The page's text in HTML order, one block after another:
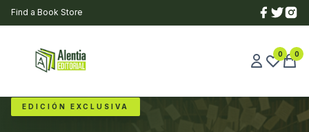
Find a Book Store
0 0
EDICIÓN EXCLUSIVA